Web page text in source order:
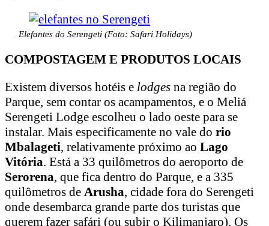
Elefantes do Serengeti (Foto: Safari Holidays)
COMPOSTAGEM E PRODUTOS LOCAIS
Existem diversos hotéis e lodges na região do
Parque, sem contar os acampamentos, e o Meliá
Serengeti Lodge escolheu o lado oeste para se
instalar. Mais especificamente no vale do rio
Mbalageti, relativamente próximo ao Lago
Vitória. Está a 33 quilômetros do aeroporto de
Serorena, que fica dentro do Parque, e a 335
quilômetros de Arusha, cidade fora do Serengeti
onde desembarca grande parte dos turistas que
querem fazer safári (ou subir o Kilimanjaro). Os